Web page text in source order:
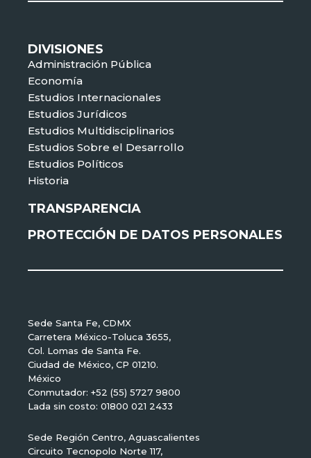
DIVISIONES
Administración Pública
Economía
Estudios Internacionales
Estudios Jurídicos
Estudios Multidisciplinarios
Estudios Sobre el Desarrollo
Estudios Políticos
Historia
TRANSPARENCIA
PROTECCIÓN DE DATOS PERSONALES
Sede Santa Fe, CDMX
Carretera México-Toluca 3655,
Col. Lomas de Santa Fe.
Ciudad de México, CP 01210.
México
Conmutador: +52 (55) 5727 9800
Lada sin costo: 01800 021 2433
Sede Región Centro, Aguascalientes
Circuito Tecnopolo Norte 117,